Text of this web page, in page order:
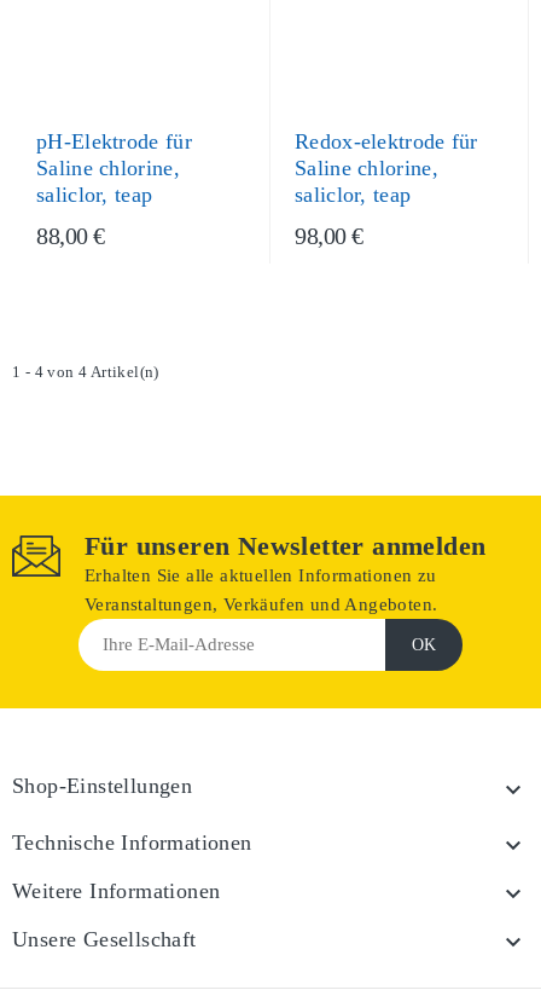
pH-Elektrode für
Saline chlorine,
saliclor, teap
88,00 €
Redox-elektrode für
Saline chlorine,
saliclor, teap
98,00 €
1 - 4 von 4 Artikel(n)
Für unseren Newsletter anmelden
Erhalten Sie alle aktuellen Informationen zu
Veranstaltungen, Verkäufen und Angeboten.
Shop-Einstellungen 
Technische Informationen 
Weitere Informationen 
Unsere Gesellschaft 